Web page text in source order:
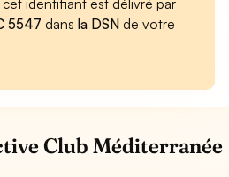
cet identifiant est délivré par
5547 dansla DSN de votre
Club Méditerranée